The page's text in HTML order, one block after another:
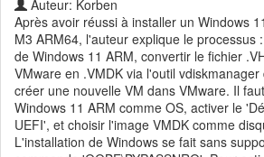
Auteur: Korben
Après avoir réussi à installer un Windows
M3 ARM64, l'auteur explique le processus
de Windows 11 ARM, convertir le fichier
VMware en .VMDK via l'outil
créer une nouvelle VM dans VMware. Il
Windows 11 ARM comme OS, activer le
UEFI', et choisir l'image VMDK comme
L'installation de Windows se fait sans